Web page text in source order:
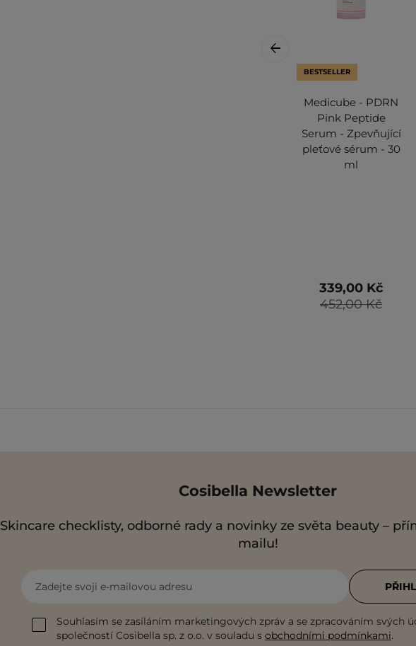
BESTSELLER
Medicube - PDRN
Pink Peptide
Serum - Zpevňující
pleťové sérum - 30
ml
452,00 Kč
339,00 Kč
Cosibella Newsletter
Skincare checklisty, odborné rady a novinky ze světa beauty –
mailu!
Zadejte svoji e-mailovou adresu
Souhlasím se zasíláním marketingových zpráv a se zpracováním svých
společností Cosibella sp. z o.o. v souladu s obchodními podmínkami.